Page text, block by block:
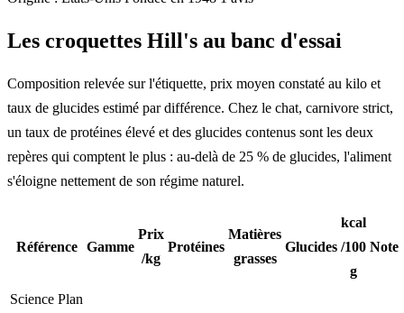
Les croquettes Hill's au banc d'essai
Composition relevée sur l'étiquette, prix moyen constaté au kilo et
taux de glucides estimé par différence. Chez le chat, carnivore strict,
un taux de protéines élevé et des glucides contenus sont les deux
repères qui comptent le plus : au-delà de 25 % de glucides, l'aliment
s'éloigne nettement de son régime naturel.
Référence Gamme
Prix
/kg
Protéines
Matières
grasses
Glucides
kcal
/100
g
Note
Science Plan